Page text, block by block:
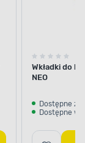
Wkładki do
NEO
Dostępne z
Dostępne w